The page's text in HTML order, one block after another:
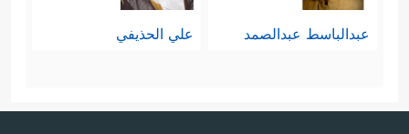
عبدالباسط عبدالصمد علي الحذيفي